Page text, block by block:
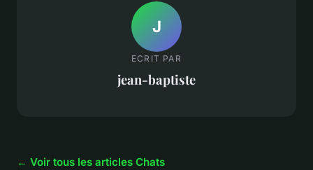
J
ECRIT PAR
jean-baptiste
← Voir tous les articles Chats